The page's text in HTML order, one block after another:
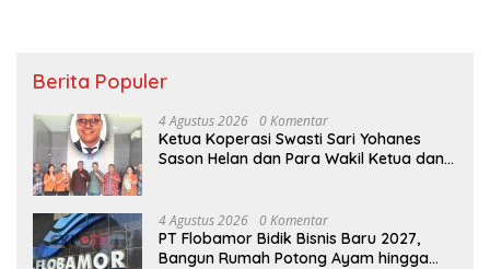
Berita Populer
4 Agustus 2026 0 Komentar
Ketua Koperasi Swasti Sari Yohanes
Sason Helan dan Para Wakil Ketua dan
Menyambut Sukacita
4 Agustus 2026 0 Komentar
PT Flobamor Bidik Bisnis Baru 2027,
Bangun Rumah Potong Ayam hingga